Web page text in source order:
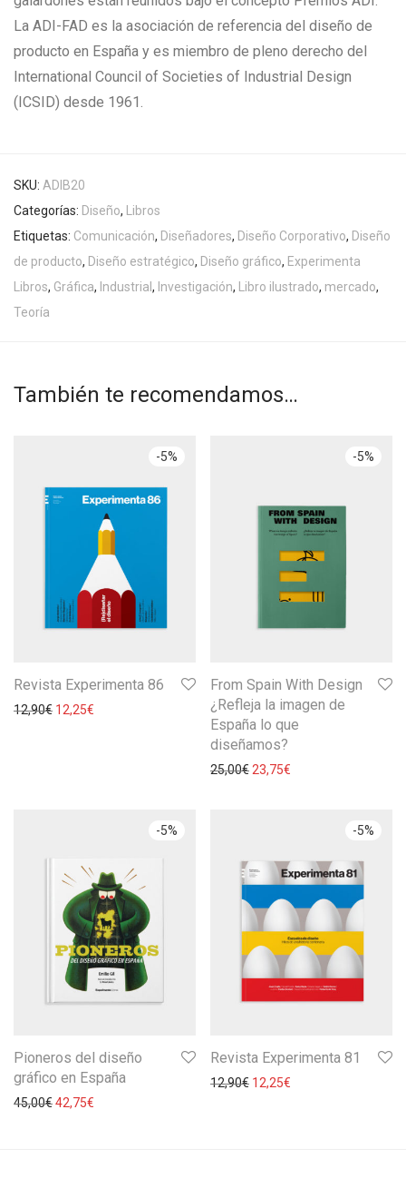
La ADI-FAD es la asociación de referencia del diseño de
producto en España y es miembro de pleno derecho del
International Council of Societies of Industrial Design
(ICSID) desde 1961.
SKU: ADIB20
Categorías: Diseño, Libros
Etiquetas: Comunicación, Diseñadores, Diseño Corporativo, Diseño
de producto, Diseño estratégico, Diseño gráfico, Experimenta
Libros, Gráfica, Industrial , Investigación, Libro ilustrado, mercado,
Teoría
También te recomendamos…
-5%
Revista Experimenta 86
12,90€ 12,25€
-5%
From Spain With Design
¿Refleja la imagen de
España lo que
diseñamos?
25,00€ 23,75€
-5%
Pioneros del diseño
gráfico en España
45,00€42,75€
-5%
Revista Experimenta 81
12,90€ 12,25€